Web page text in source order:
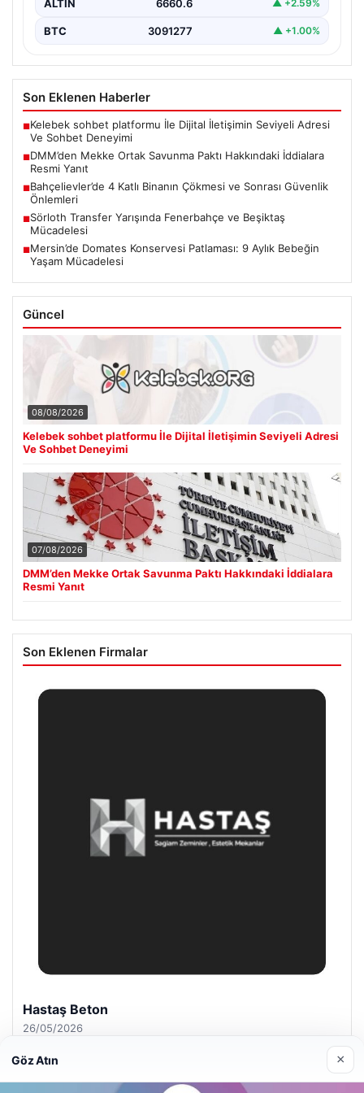
ALTIN 6660.6 ▲ +2.59%
BTC 3091277 ▲ +1.00%
Son Eklenen Haberler
■Kelebek sohbet platformu İle Dijital İletişimin Seviyeli Adresi
Ve Sohbet Deneyimi
■DMM’den Mekke Ortak Savunma Paktı Hakkındaki İddialara
Resmi Yanıt
■Bahçelievler’de 4 Katlı Binanın Çökmesi ve Sonrası Güvenlik
Önlemleri
■Sörloth Transfer Yarışında Fenerbahçe ve Beşiktaş
Mücadelesi
■Mersin’de Domates Konservesi Patlaması: 9 Aylık Bebeğin
Yaşam Mücadelesi
Güncel
08/08/2026
Kelebek sohbet platformu İle Dijital İletişimin Seviyeli Adresi
Ve Sohbet Deneyimi
07/08/2026
DMM’den Mekke Ortak Savunma Paktı Hakkındaki İddialara
Resmi Yanıt
Son Eklenen Firmalar
Hastaş Beton
26/05/2026
Göz Atın ×